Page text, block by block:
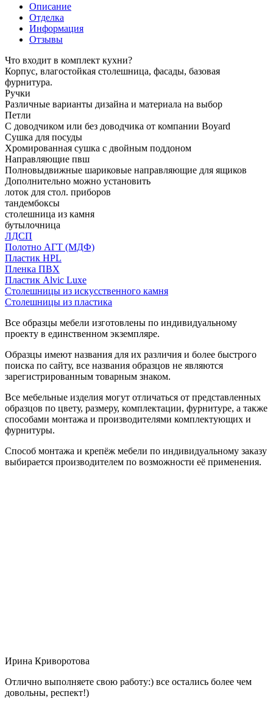
Описание
Отделка
Информация
Отзывы
Что входит в комплект кухни?
Корпус, влагостойкая столешница, фасады, базовая
фурнитура.
Ручки
Различные варианты дизайна и материала на выбор
Петли
С доводчиком или без доводчика от компании Boyard
Сушка для посуды
Хромированная сушка с двойным поддоном
Направляющие пвш
Полновыдвижные шариковые направляющие для ящиков
Дополнительно можно установить
лоток для стол. приборов
тандембоксы
столешница из камня
бутылочница
ЛДСП
Полотно АГТ (МДФ)
Пластик HPL
Пленка ПВХ
Пластик Alvic Luxe
Столешницы из искусственного камня
Столешницы из пластика
Все образцы мебели изготовлены по индивидуальному
проекту в единственном экземпляре.
Образцы имеют названия для их различия и более быстрого
поиска по сайту, все названия образцов не являются
зарегистрированным товарным знаком.
Все мебельные изделия могут отличаться от представленных
образцов по цвету, размеру, комплектации, фурнитуре, а также
способами монтажа и производителями комплектующих и
фурнитуры.
Способ монтажа и крепёж мебели по индивидуальному заказу
выбирается производителем по возможности её применения.
Ирина Криворотова
Отлично выполняете свою работу:) все остались более чем
довольны, респект!)